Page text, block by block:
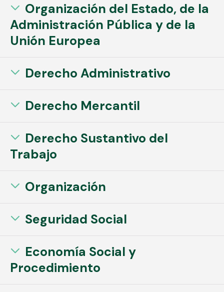
Organización del Estado, de la
Administración Pública y de la
Unión Europea
Derecho Administrativo
Derecho Mercantil
Derecho Sustantivo del
Trabajo
Organización
Seguridad Social
Economía Social y
Procedimiento